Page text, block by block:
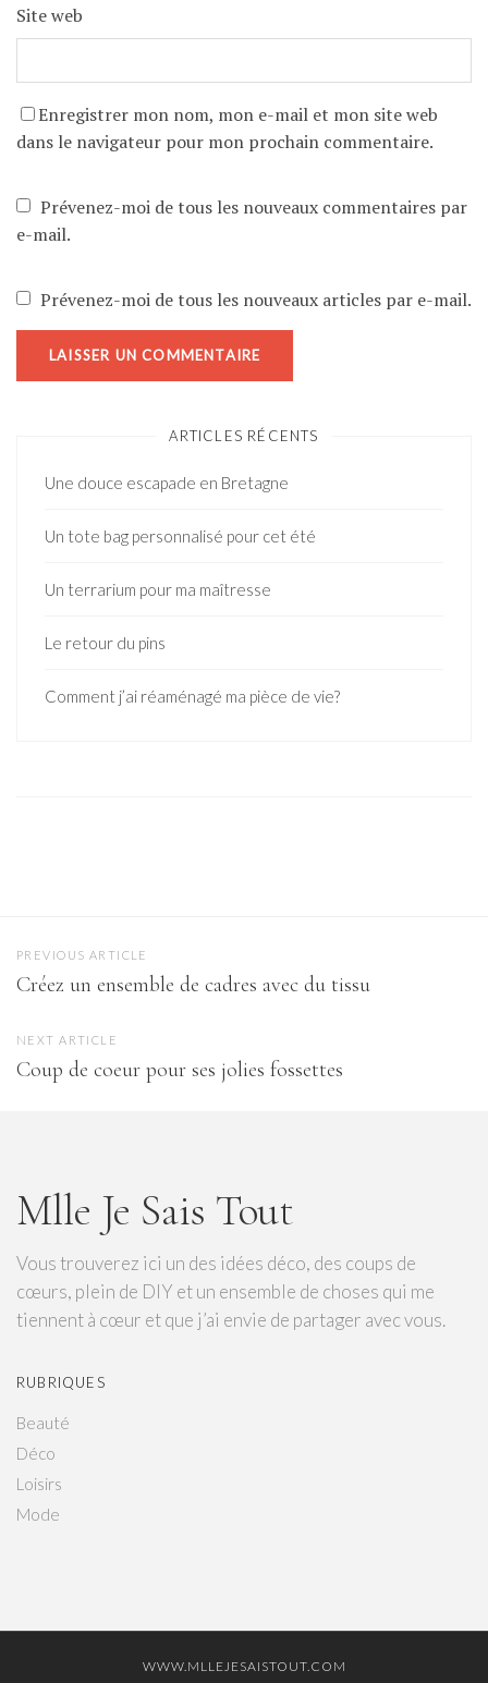
Site web
Enregistrer mon nom, mon e-mail et mon site web
dans le navigateur pour mon prochain commentaire.
Prévenez-moi de tous les nouveaux commentaires par
e-mail.
Prévenez-moi de tous les nouveaux articles par e-mail.
ARTICLES RÉCENTS
Une douce escapade en Bretagne
Un tote bag personnalisé pour cet été
Un terrarium pour ma maîtresse
Le retour du pins
Comment j’ai réaménagé ma pièce de vie?
PREVIOUS ARTICLE
Créez un ensemble de cadres avec du tissu
NEXT ARTICLE
Coup de coeur pour ses jolies fossettes
Mlle Je Sais Tout
Vous trouverez ici un des idées déco, des coups de
cœurs, plein de DIY et un ensemble de choses qui me
tiennent à cœur et que j’ai envie de partager avec vous.
RUBRIQUES
Beauté
Déco
Loisirs
Mode
WWW.MLLEJESAISTOUT.COM